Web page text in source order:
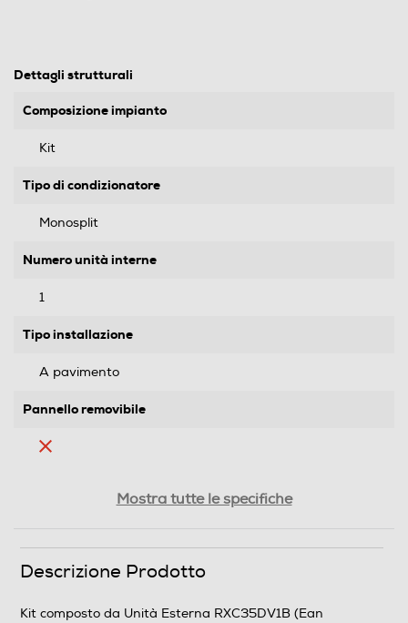
Dettagli strutturali
Composizione impianto
Kit
Tipo di condizionatore
Monosplit
Numero unità interne
1
Tipo installazione
A pavimento
Pannello removibile
Prestazioni
Raffreddamento nominale-Btu h
Mostra tutte le specifiche
Descrizione Prodotto
Kit composto da Unità Esterna RXC35DV1B (Ean